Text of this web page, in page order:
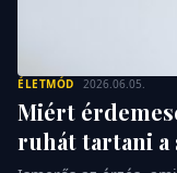
ÉLETMÓD 2026.06.05.
Miért
ruhát tartani a